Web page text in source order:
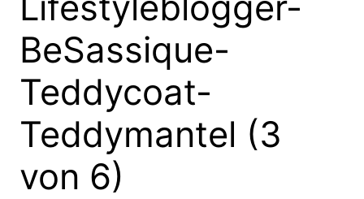
BeSassique-
Teddycoat-
Teddymantel (3
von 6)